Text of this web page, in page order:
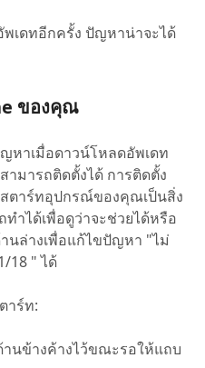
เดทอีกครั้ง ปัญหาน่าจะได้
ของคุณ
หาเมื่อดาวน์โหลดอัพเดท
ามารถติดตั้งได้ การติดตั้ง
สตาร์ทอุปกรณ์ของคุณเป็นสิ่ง
ำได้เพื่อดูว่าจะช่วยได้หรือ
นล่างเพื่อแก้ไขปัญหา "ไม่
18 " ได้
าร์ท:
นข้างค้างไว้ขณะรอให้แถบ